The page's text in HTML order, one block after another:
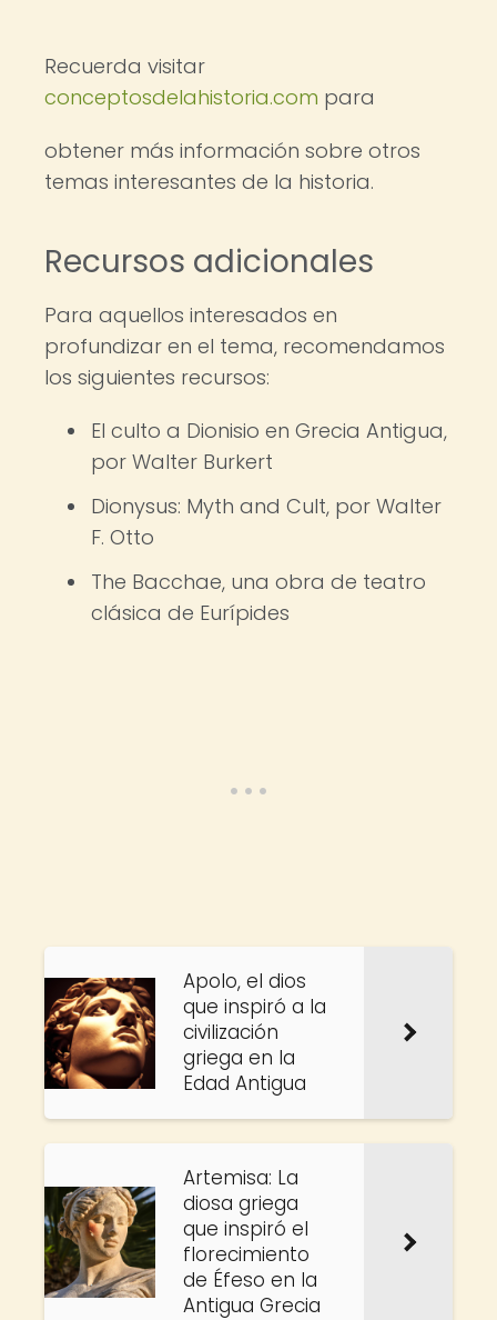
Recuerda visitar
conceptosdelahistoria.com para
obtener más información sobre otros
temas interesantes de la historia.
Recursos adicionales
Para aquellos interesados en
profundizar en el tema, recomendamos
los siguientes recursos:
El culto a Dionisio en Grecia Antigua,
por Walter Burkert
Dionysus: Myth and Cult, por Walter
F. Otto
The Bacchae, una obra de teatro
clásica de Eurípides
Apolo, el dios
que inspiró a la
civilización
griega en la
Edad Antigua
Artemisa: La
diosa griega
que inspiró el
florecimiento
de Éfeso en la
Antigua Grecia